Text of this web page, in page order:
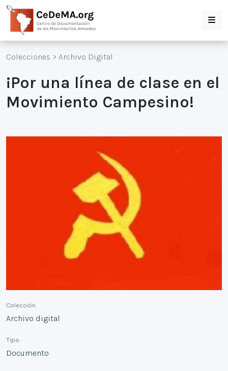
Colecciones > Archivo Digital
¡Por una línea de clase en el
Movimiento Campesino!
Colección
Archivo digital
Tipo
Documento